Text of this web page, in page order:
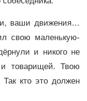
ваши движения…
свою маленькую-
и никого не
товарищей. Твою
кто это должен